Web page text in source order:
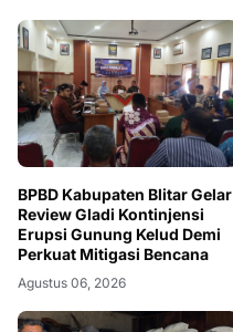
BPBD Kabupaten Blitar Gelar
Review Gladi Kontinjensi
Erupsi Gunung Kelud Demi
Perkuat Mitigasi Bencana
Agustus 06, 2026